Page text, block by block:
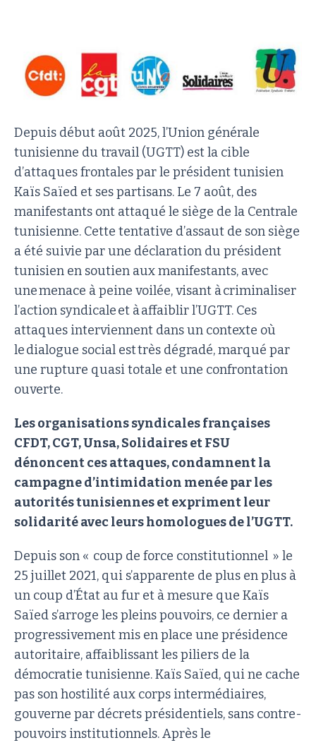
Depuis début août 2025, l’Union générale
tunisienne du travail (UGTT) est la cible
d’attaques frontales par le président tunisien
Kaïs Saïed et ses partisans. Le 7 août, des
manifestants ont attaqué le siège de la Centrale
tunisienne. Cette tentative d’assaut de son siège
a été suivie par une déclaration du président
tunisien en soutien aux manifestants, avec
une menace à peine voilée, visant à criminaliser
l’action syndicale et à affaiblir l’UGTT. Ces
attaques interviennent dans un contexte où
le dialogue social est très dégradé, marqué par
une rupture quasi totale et une confrontation
ouverte.
Les organisations syndicales françaises
CFDT, CGT, Unsa, Solidaires et FSU
dénoncent ces attaques, condamnent la
campagne d’intimidation menée par les
autorités tunisiennes et expriment leur
solidarité avec leurs homologues de l’UGTT.
Depuis son « coup de force constitutionnel » le
25 juillet 2021, qui s’apparente de plus en plus à
un coup d’État au fur et à mesure que Kaïs
Saïed s’arroge les pleins pouvoirs, ce dernier a
progressivement mis en place une présidence
autoritaire, affaiblissant les piliers de la
démocratie tunisienne. Kaïs Saïed, qui ne cache
pas son hostilité aux corps intermédiaires,
gouverne par décrets présidentiels, sans contre-
pouvoirs institutionnels. Après le